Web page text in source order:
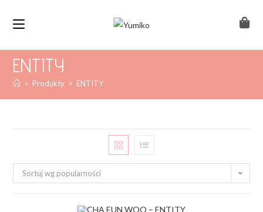
ENTITY
> Produkty > ENTITY
Sortuj wg popularności